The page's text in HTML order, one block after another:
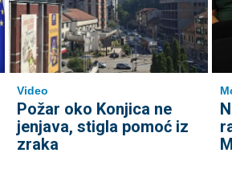
Video
Požar oko Konjica ne
jenjava, stigla pomoć iz
zraka